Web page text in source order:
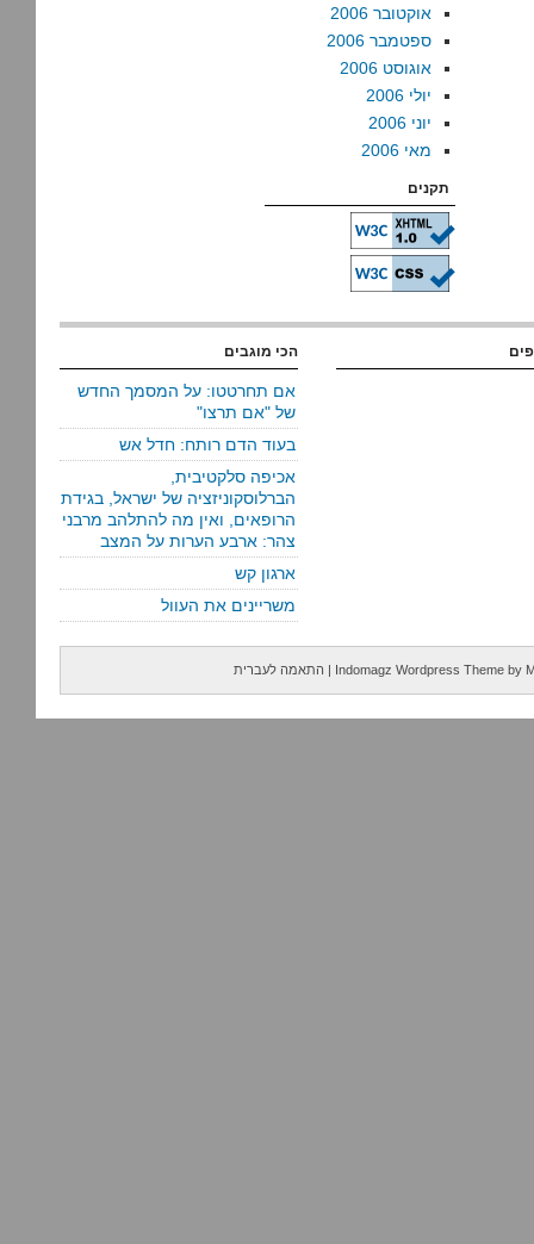
אוקטובר 2006
ספטמבר 2006
אוגוסט 2006
יולי 2006
יוני 2006
מאי 2006
תקנים
הכי מוגבים
אם תחרטטו: על המסמך החדש
של "אם תרצו"
בעוד הדם רותח: חדל אש
אכיפה סלקטיבית,
הברלוסקוניזציה של ישראל, בגידת
הרופאים, ואין מה להתלהב מרבני
צהר: ארבע הערות על המצב
ארגון קש
משריינים את העוול
Indomagz Wordpress Theme by
| התאמה לעברית